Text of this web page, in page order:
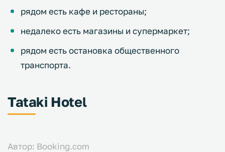
рядом есть кафе и рестораны;
недалеко есть магазины и супермаркет;
рядом есть остановка общественного
транспорта.
Tataki Hotel
Автор: Booking.com